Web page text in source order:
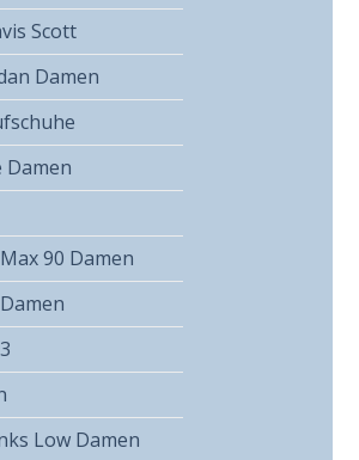
Scott
Damen
Damen
90 Damen
Low Damen